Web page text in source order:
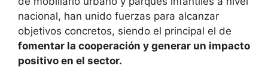
nacional, han unido fuerzas para alcanzar
objetivos concretos, siendo el principal el de
fomentar la cooperación y generar un impacto
positivo en el sector.